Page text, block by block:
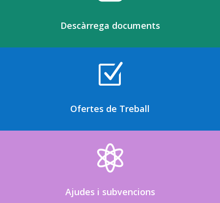
Descàrrega documents
Z
Ofertes de Treball

Ajudes i subvencions